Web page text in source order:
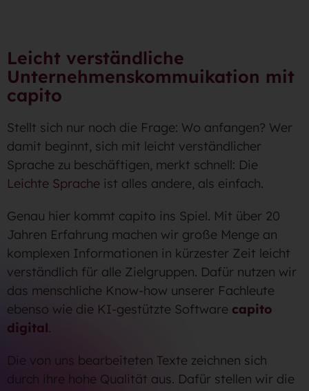
Leicht verständliche
Unternehmenskommuikation mit
capito
Stellt sich nur noch die Frage: Wo anfangen? Wer
damit beginnt, sich mit leicht verständlicher
Sprache zu beschäftigen, merkt schnell: Die
Leichte Sprache ist alles andere, als einfach.
Genau hier kommt capito ins Spiel. Mit über 20
Jahren Erfahrung machen wir große Menge an
komplexen Informationen in kürzester Zeit leicht
verständlich für alle Zielgruppen. Dafür nutzen wir
das menschliche Know-how unserer Fachleute
ebenso wie die KI-gestützte Software capito
digital.
Die von uns bearbeiteten Texte zeichnen sich
durch ihre hohe Qualität aus. Dafür stellen wir die